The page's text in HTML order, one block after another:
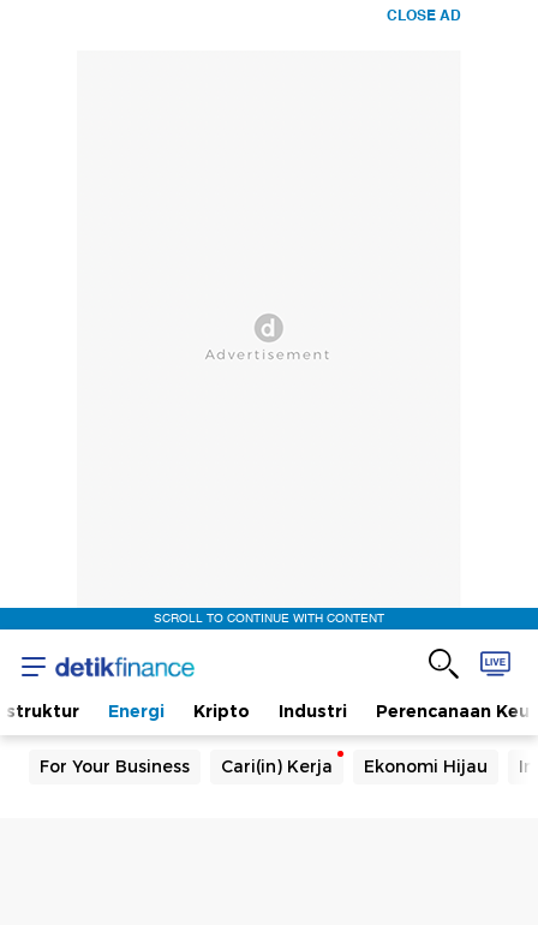
CLOSE AD
SCROLL TO CONTINUE WITH CONTENT
Energi Kripto Industri Perencanaan
For Your Business Cari(in) Kerja Ekonomi Hijau